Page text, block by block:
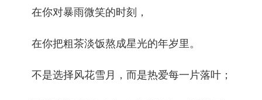
在你对暴雨微笑的时刻，
在你把粗茶淡饭熬成星光的年岁里。
不是选择风花雪月，而是热爱每一片落叶；